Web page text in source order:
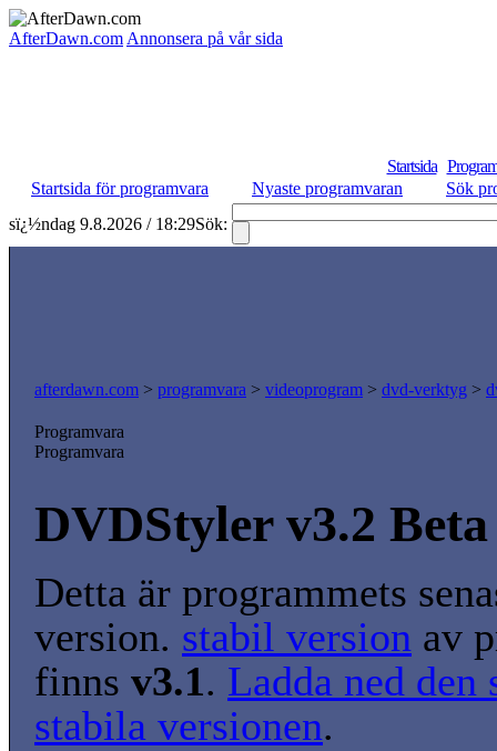
AfterDawn.com Annonsera på vår sida
Startsida
Startsida för programvara
Nyaste programvaran
Sök
sï¿½ndag 9.8.2026 / 18:29Sök:
afterdawn.com > programvara > videoprogram > dvd-verktyg >
Programvara
Programvara
DVDStyler v3.2
Detta är programmets
version. stabil version av
finns v3.1. Ladda ned den
stabila versionen.